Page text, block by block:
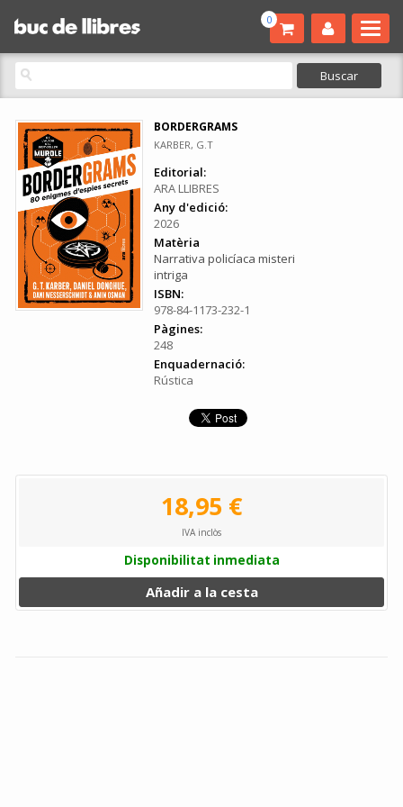
0
BORDERGRAMS
KARBER, G.T
Editorial:
ARA LLIBRES
Any d'edició:
2026
Matèria
Narrativa policíaca misteri
intriga
ISBN:
978-84-1173-232-1
Pàgines:
248
Enquadernació:
Rústica
18,95 €
IVA inclòs
Disponibilitat inmediata
Añadir a la cesta